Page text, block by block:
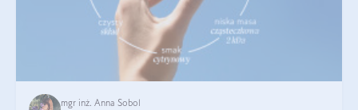
mgr inż. Anna Sobol